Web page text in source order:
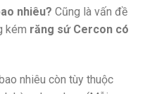
nhiêu? Cũng là vấn đề
kém răng sứ Cercon có
nhiêu còn tùy thuộc